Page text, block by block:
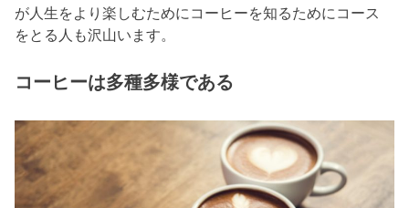
が人生をより楽しむためにコーヒーを知るためにコース
をとる人も沢山います。
コーヒーは多種多様である